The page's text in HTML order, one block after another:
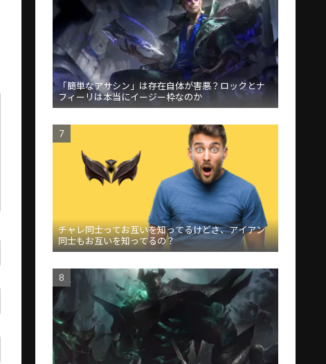
「簡単なアサシン」は存在自体が害悪？ロックとナ
フィーリは本当にイージー枠なのか
チャレ同士ってお互いを知ってるけどさ、アイアン
同士もお互いを知ってるの？